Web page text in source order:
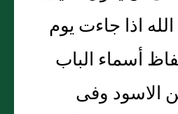
الله اذا جاءت يوم
أسماء الباب
الاسود وفى